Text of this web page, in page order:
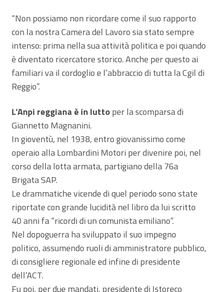
“Non possiamo non ricordare come il suo rapporto
con la nostra Camera del Lavoro sia stato sempre
intenso: prima nella sua attività politica e poi quando
è diventato ricercatore storico. Anche per questo ai
familiari va il cordoglio e l’abbraccio di tutta la Cgil di
Reggio”.
L’Anpi reggiana è in luttoper la scomparsa di
Giannetto Magnanini.
In gioventù, nel 1938, entro giovanissimo come
operaio alla Lombardini Motori per divenire poi, nel
corso della lotta armata, partigiano della 76a
Brigata SAP.
Le drammatiche vicende di quel periodo sono state
riportate con grande lucidità nel libro da lui scritto
40 anni fa “ricordi di un comunista emiliano”.
Nel dopoguerra ha sviluppato il suo impegno
politico, assumendo ruoli di amministratore pubblico,
di consigliere regionale ed infine di presidente
dell’ACT.
Fu poi, per due mandati, presidente di Istoreco